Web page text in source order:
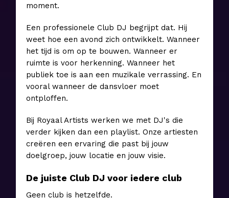
moment.
Een professionele Club DJ begrijpt dat. Hij
weet hoe een avond zich ontwikkelt. Wanneer
het tijd is om op te bouwen. Wanneer er
ruimte is voor herkenning. Wanneer het
publiek toe is aan een muzikale verrassing. En
vooral wanneer de dansvloer moet
ontploffen.
Bij Royaal Artists werken we met DJ's die
verder kijken dan een playlist. Onze artiesten
creëren een ervaring die past bij jouw
doelgroep, jouw locatie en jouw visie.
De juiste Club DJ voor iedere club
Geen club is hetzelfde.